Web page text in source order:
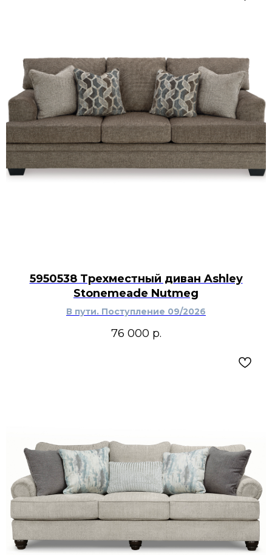
древесную поверхность рекомендуется
с натуральным деревом, кожей, льняным
текстилем и металлическим декором.
Акцентный столик Ashley Zalemont будет
уместен в гостиной рядом с мягкой мебелью, в
спальне у кресла, в кабинете, прихожей или
домашней библиотеке. Его можно
использовать как приставной стол для чтения,
подставку под светильник или декоративный
столик для растения и памятных предметов.
Выразительная геометрия и древесная
5950538 Трехместный диван Ashley
Stonemeade Nutmeg
В пути. Поступление 09/2026
76 000 р.